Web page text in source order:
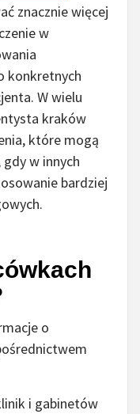
znacznie więcej
w
konkretnych
W wielu
kraków
które mogą
w innych
bardziej
o
i gabinetów